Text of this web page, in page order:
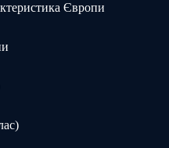
Європи